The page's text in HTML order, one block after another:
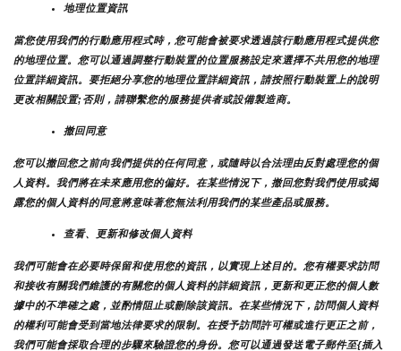
地理位置資訊
當您使用我們的行動應用程式時，您可能會被要求透過該行動應用程式提供您
的地理位置。您可以通過調整行動裝置的位置服務設定來選擇不共用您的地理
位置詳細資訊。要拒絕分享您的地理位置詳細資訊，請按照行動裝置上的說明
更改相關設置;否則，請聯繫您的服務提供者或設備製造商。
撤回同意
您可以撤回您之前向我們提供的任何同意，或隨時以合法理由反對處理您的個
人資料。我們將在未來應用您的偏好。在某些情況下，撤回您對我們使用或揭
露您的個人資料的同意將意味著您無法利用我們的某些產品或服務。
查看、更新和修改個人資料
我們可能會在必要時保留和使用您的資訊，以實現上述目的。您有權要求訪問
和接收有關我們維護的有關您的個人資料的詳細資訊，更新和更正您的個人數
據中的不準確之處，並酌情阻止或刪除該資訊。在某些情況下，訪問個人資料
的權利可能會受到當地法律要求的限制。在授予訪問許可權或進行更正之前，
我們可能會採取合理的步驟來驗證您的身份。您可以通過發送電子郵件至{插入